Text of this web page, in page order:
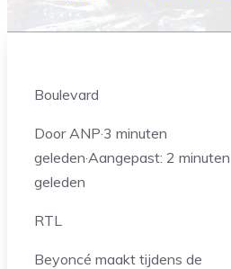
Boulevard
Door ANP·3 minuten
geleden·Aangepast: 2 minuten
geleden
RTL
Beyoncé maakt tijdens de